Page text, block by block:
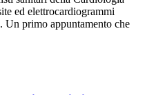
ed elettrocardiogrammi
Un primo appuntamento che